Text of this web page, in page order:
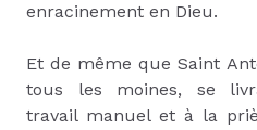
enracinement en Dieu.
Et de même que Saint
tous les moines, se
travail manuel et à la